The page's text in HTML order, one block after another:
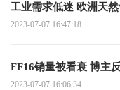
工业需求低迷 欧洲天
2023-07-07 16:47:18
FF16销量被看衰 博主
2023-07-07 16:06:34